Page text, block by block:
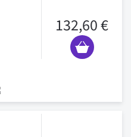
132,60 €